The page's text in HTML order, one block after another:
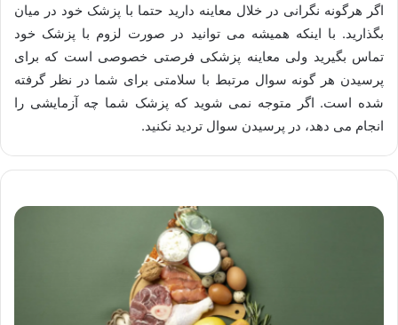
اگر هرگونه نگرانی در خلال معاینه دارید حتما با پزشک خود در میان
بگذارید. با اینکه همیشه می­ توانید در صورت لزوم با پزشک خود
تماس بگیرید ولی معاینه پزشکی فرصتی خصوصی است که برای
پرسیدن هر گونه سوال مرتبط با سلامتی برای شما در نظر گرفته
شده است. اگر متوجه نمی­ شوید که پزشک شما چه آزمایشی را
انجام می­ دهد، در پرسیدن سوال تردید نکنید.